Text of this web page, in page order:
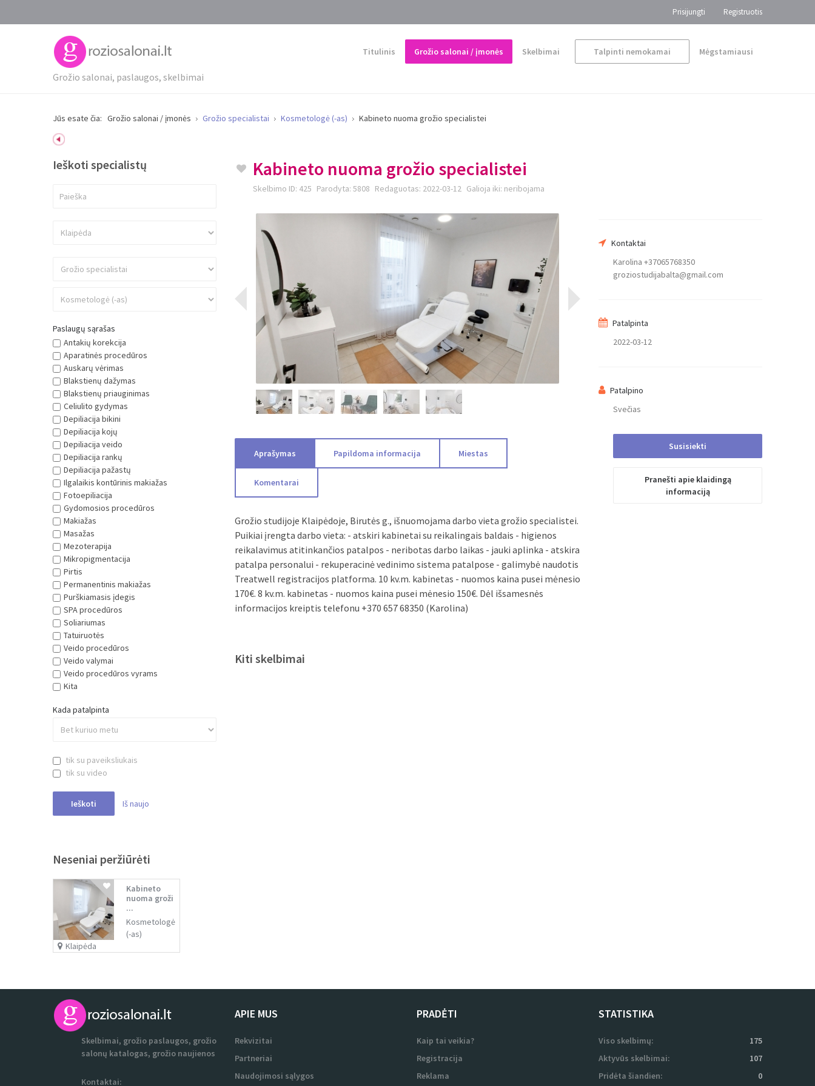
Prisijungti Registruotis
Grožio salonai, paslaugos, skelbimai
Titulinis Grožio salonai / įmonės Skelbimai Talpinti nemokamai Mėgstamiausi
Jūs esate čia: Grožio salonai / įmonės Grožio specialistai Kosmetologė (-as) Kabineto nuoma grožio specialistei
Kabineto nuoma grožio specialistei
Skelbimo ID: 425 Parodyta: 5808 Redaguotas: 2022-03-12 Galioja iki: neribojama
Kontaktai
Karolina +37065768350
groziostudijabalta@gmail.com
Patalpinta
2022-03-12
Patalpino
Svečias
Susisiekti
Pranešti apie klaidingą
informaciją
Jūsų el. Paštas
Pranešimas
Išsiųsta
Aprašymas Papildoma informacija Miestas
Komentarai
Grožio studijoje Klaipėdoje, Birutės g., išnuomojama darbo vieta grožio specialistei.
Puikiai įrengta darbo vieta: - atskiri kabinetai su reikalingais baldais - higienos
reikalavimus atitinkančios patalpos - neribotas darbo laikas - jauki aplinka - atskira
patalpa personalui - rekuperacinė vedinimo sistema patalpose - galimybė naudotis
Treatwell registracijos platforma. 10 kv.m. kabinetas - nuomos kaina pusei mėnesio
170€. 8 kv.m. kabinetas - nuomos kaina pusei mėnesio 150€. Dėl išsamesnės
informacijos kreiptis telefonu +370 657 68350 (Karolina)
Kiti skelbimai
Ieškoti specialistų
Paslaugų sąrašas
Antakių korekcija
Aparatinės procedūros
Auskarų vėrimas
Blakstienų dažymas
Blakstienų priauginimas
Celiulito gydymas
Depiliacija bikini
Depiliacija kojų
Depiliacija veido
Depiliacija rankų
Depiliacija pažastų
Ilgalaikis kontūrinis makiažas
Fotoepiliacija
Gydomosios procedūros
Makiažas
Masažas
Mezoterapija
Mikropigmentacija
Pirtis
Permanentinis makiažas
Purškiamasis įdegis
SPA procedūros
Soliariumas
Tatuiruotės
Veido procedūros
Veido valymai
Veido procedūros vyrams
Kita
Kada patalpinta
tik su paveiksliukais
tik su video
Ieškoti Iš naujo
Neseniai peržiūrėti
Kabineto
nuoma groži
...
Kosmetologė
(-as)
Klaipėda
Skelbimai, grožio paslaugos, grožio
salonų katalogas, grožio naujienos
Kontaktai:
APIE MUS
Rekvizitai
Partneriai
Naudojimosi sąlygos
PRADĖTI
Kaip tai veikia?
Registracija
Reklama
STATISTIKA
Viso skelbimų:
175
Aktyvūs skelbimai:
107
Pridėta šiandien:
0